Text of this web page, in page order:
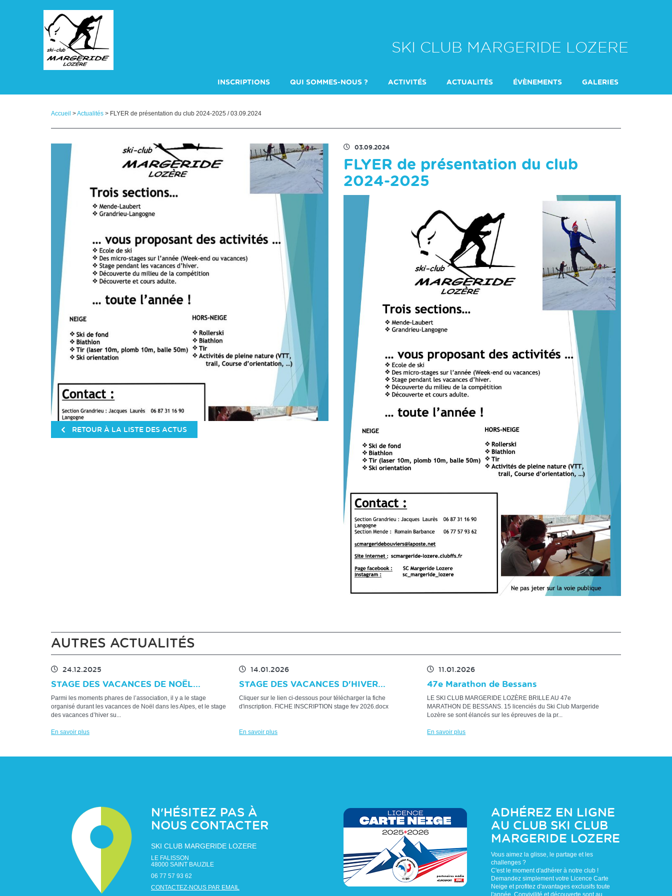
SKI CLUB MARGERIDE LOZERE
INSCRIPTIONS QUI SOMMES-NOUS ? ACTIVITÉS ACTUALITÉS ÉVÈNEMENTS GALERIES
Accueil >Actualités > FLYER de présentation du club 2024-2025 / 03.09.2024
RETOUR À LA LISTE DES ACTUS
03.09.2024
FLYER de présentation du club
2024-2025
AUTRES ACTUALITÉS
24.12.2025
STAGE DES VACANCES DE NOËL...
Parmi les moments phares de l’association, il y a le stage
organisé durant les vacances de Noël dans les Alpes, et le stage
des vacances d’hiver su...
En savoir plus
14.01.2026
STAGE DES VACANCES D'HIVER...
Cliquer sur le lien ci-dessous pour télécharger la fiche
d'inscription. FICHE INSCRIPTION stage fev 2026.docx
En savoir plus
11.01.2026
47e Marathon de Bessans
LE SKI CLUB MARGERIDE LOZÈRE BRILLE AU 47e
MARATHON DE BESSANS. 15 licenciés du Ski Club Margeride
Lozère se sont élancés sur les épreuves de la pr...
En savoir plus
N'HÉSITEZ PAS À
NOUS CONTACTER
SKI CLUB MARGERIDE LOZERE
LE FALISSON
48000 SAINT BAUZILE
06 77 57 93 62
CONTACTEZ-NOUS PAR EMAIL
ADHÉREZ EN LIGNE
AU CLUB SKI CLUB
MARGERIDE LOZERE
Vous aimez la glisse, le partage et les
challenges ?
C'est le moment d'adhérer à notre club !
Demandez simplement votre Licence Carte
Neige et profitez d'avantages exclusifs toute
l'année. Convivilité et découverte sont au